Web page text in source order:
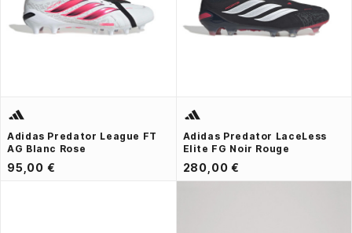
Adidas Predator League FT
AG Blanc Rose
95,00 €
Adidas Predator LaceLess
Elite FG Noir Rouge
280,00 €